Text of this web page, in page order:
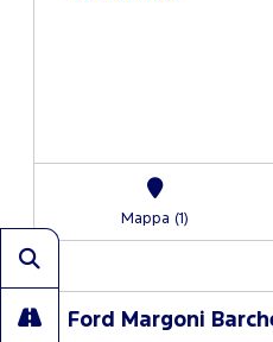
Mappa (1)
Ford Margoni